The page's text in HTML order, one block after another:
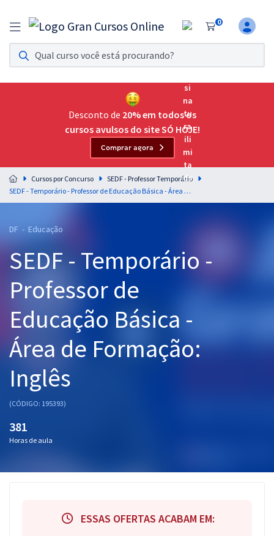
0
Assinatura Ilimitada 11
Acesso a todos os cursos. Teste grátis por 7 dias!
Assinatura OAB Até Passar
Acesso ilimitado a toda preparação para o Exame da
Residências Multiprofissionais
Preparação completa e intensiva para as principais
residências em saúde do Brasil
Cursos 20% OFF
Pós
Graduação
OAB
Mentorias
Questões grátis
Conteúdo gratuito
Aprovados
Desconto de 20% em todos os
cursos avulsos do site SÓ HOJE!
Comprar agora
Cursos por Concurso
SEDF - Professor Temporário
SEDF - Temporário - Professor de Educação Básica - Área de Formação: Inglês
DF - Educação
SEDF - Temporário -
Professor de
Educação Básica -
Área de Formação:
Inglês
(CÓDIGO: 195393)
381
Horas de aula
ESSAS OFERTAS ACABAM EM: